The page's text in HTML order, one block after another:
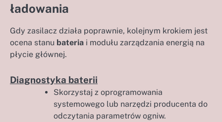
ładowania
Gdy zasilacz działa poprawnie, kolejnym krokiem jest
ocena stanu bateria i modułu zarządzania energią na
płycie głównej.
Diagnostyka baterii
Skorzystaj z oprogramowania
systemowego lub narzędzi producenta do
odczytania parametrów ogniw.